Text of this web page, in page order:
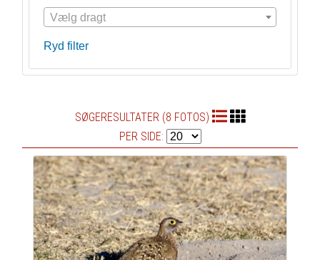
Vælg dragt
Ryd filter
SØGERESULTATER (8 FOTOS)
PER SIDE: